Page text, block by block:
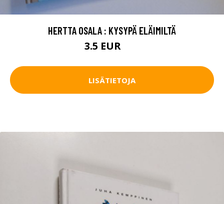
HERTTA OSALA : KYSYPÄ ELÄIMILTÄ
3.5 EUR
LISÄTIETOJA